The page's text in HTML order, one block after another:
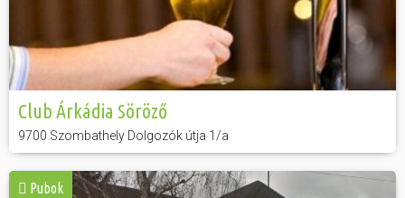
Club Árkádia Söröző
9700 Szombathely Dolgozók útja 1/a
Pubok